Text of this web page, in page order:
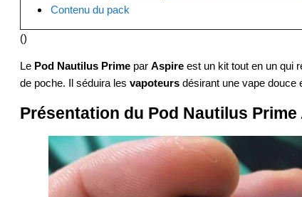
Contenu du pack
()
Le Pod Nautilus Prime par Aspire est un kit tout en un qui
de poche. Il séduira les vapoteurs désirant une vape douce
Présentation du Pod Nautilus Prime